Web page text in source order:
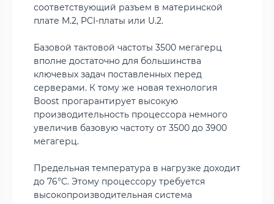
соответствующий разъем в материнской
плате M.2, PCI-платы или U.2.
Базовой тактовой частоты 3500 мегагерц
вполне достаточно для большинства
ключевых задач поставленных перед
серверами. К тому же новая технология
Boost прогарантирует высокую
производительность процессора немного
увеличив базовую частоту от 3500 до 3900
мегагерц.
Предельная температура в нагрузке доходит
до 76°C. Этому процессору требуется
высокопроизводительная система